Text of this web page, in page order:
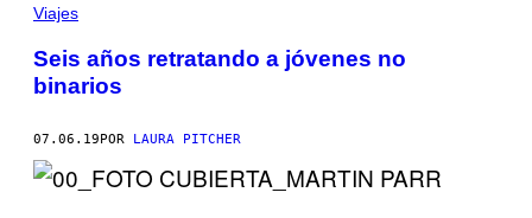
Viajes
Seis años retratando a jóvenes no
binarios
07.06.19POR LAURA PITCHER